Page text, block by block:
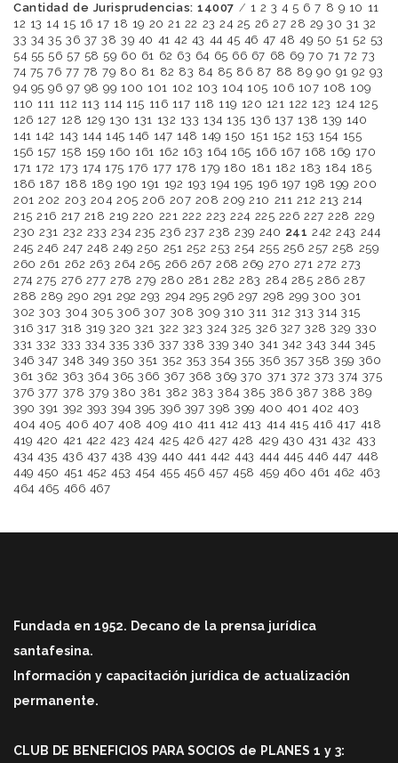
Cantidad de Jurisprudencias: 14007 / 1 2 3 4 5 6 7 8 9 10 11
12 13 14 15 16 17 18 19 20 21 22 23 24 25 26 27 28 29 30 31 32
33 34 35 36 37 38 39 40 41 42 43 44 45 46 47 48 49 50 51 52 53
54 55 56 57 58 59 60 61 62 63 64 65 66 67 68 69 70 71 72 73
74 75 76 77 78 79 80 81 82 83 84 85 86 87 88 89 90 91 92 93
94 95 96 97 98 99 100 101 102 103 104 105 106 107 108 109
110 111 112 113 114 115 116 117 118 119 120 121 122 123 124 125
126 127 128 129 130 131 132 133 134 135 136 137 138 139 140
141 142 143 144 145 146 147 148 149 150 151 152 153 154 155
156 157 158 159 160 161 162 163 164 165 166 167 168 169 170
171 172 173 174 175 176 177 178 179 180 181 182 183 184 185
186 187 188 189 190 191 192 193 194 195 196 197 198 199 200
201 202 203 204 205 206 207 208 209 210 211 212 213 214
215 216 217 218 219 220 221 222 223 224 225 226 227 228 229
230 231 232 233 234 235 236 237 238 239 240 241 242 243 244
245 246 247 248 249 250 251 252 253 254 255 256 257 258 259
260 261 262 263 264 265 266 267 268 269 270 271 272 273
274 275 276 277 278 279 280 281 282 283 284 285 286 287
288 289 290 291 292 293 294 295 296 297 298 299 300 301
302 303 304 305 306 307 308 309 310 311 312 313 314 315
316 317 318 319 320 321 322 323 324 325 326 327 328 329 330
331 332 333 334 335 336 337 338 339 340 341 342 343 344 345
346 347 348 349 350 351 352 353 354 355 356 357 358 359 360
361 362 363 364 365 366 367 368 369 370 371 372 373 374 375
376 377 378 379 380 381 382 383 384 385 386 387 388 389
390 391 392 393 394 395 396 397 398 399 400 401 402 403
404 405 406 407 408 409 410 411 412 413 414 415 416 417 418
419 420 421 422 423 424 425 426 427 428 429 430 431 432 433
434 435 436 437 438 439 440 441 442 443 444 445 446 447 448
449 450 451 452 453 454 455 456 457 458 459 460 461 462 463
464 465 466 467
Fundada en 1952. Decano de la prensa jurídica
santafesina.
Información y capacitación jurídica de actualización
permanente.
CLUB DE BENEFICIOS PARA SOCIOS de PLANES 1 y 3: